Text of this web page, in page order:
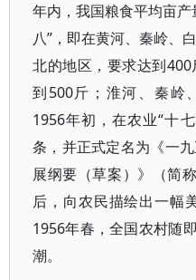
年内，我国粮食平均亩产
八”，即在黄河、秦岭、
北的地区，要求达到
到500斤；淮河、秦岭
1956年初，在农业“十
条，并正式定名为《一
展纲要（草案）》（简
后，向农民描绘出一幅
1956年春，全国农村随
潮。